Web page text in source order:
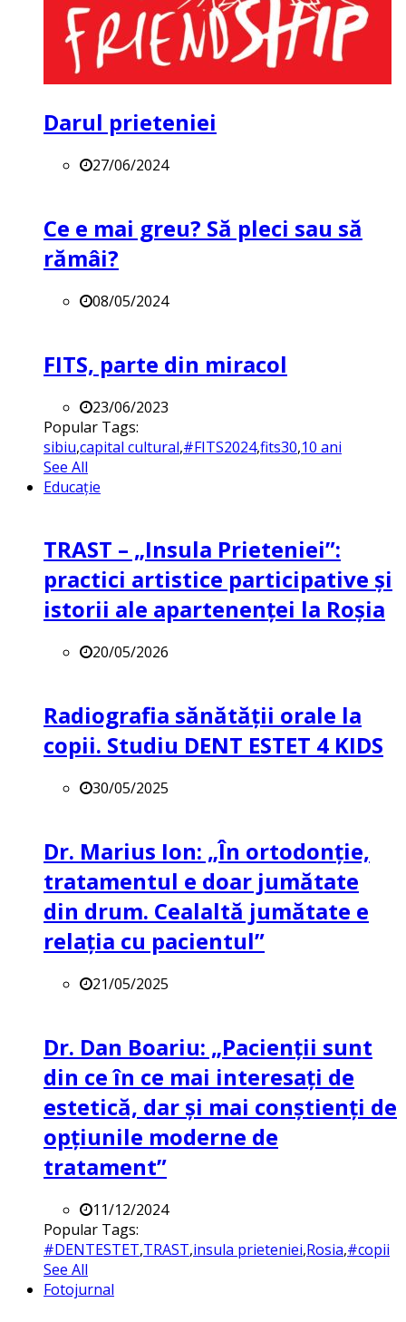
Darul prieteniei
27/06/2024
Ce e mai greu? Să pleci sau să
rămâi?
08/05/2024
FITS, parte din miracol
23/06/2023
Popular Tags:
sibiu,capital cultural,#FITS2024,fits30,10 ani
See All
Educație
TRAST – „Insula Prieteniei”:
practici artistice participative și
istorii ale apartenenței la Roșia
20/05/2026
Radiografia sănătății orale la
copii. Studiu DENT ESTET 4 KIDS
30/05/2025
Dr. Marius Ion: „În ortodonție,
tratamentul e doar jumătate
din drum. Cealaltă jumătate e
relația cu pacientul”
21/05/2025
Dr. Dan Boariu: „Pacienții sunt
din ce în ce mai interesați de
estetică, dar și mai conștienți de
opțiunile moderne de
tratament”
11/12/2024
Popular Tags:
#DENTESTET,TRAST,insula prieteniei,Rosia,#copii
See All
Fotojurnal